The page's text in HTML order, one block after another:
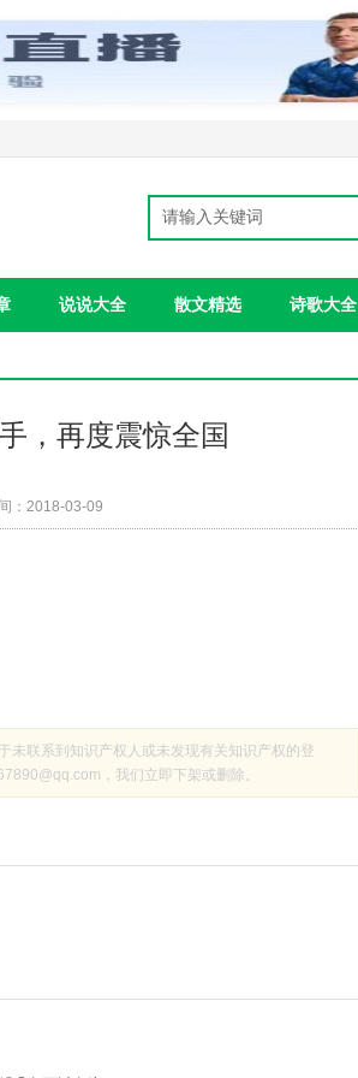
说说大全 散文精选 诗歌大全
，再度震惊全国
：2018-03-09
未联系到知识产权人或未发现有关知识产权的登
，我们立即下架或删除。